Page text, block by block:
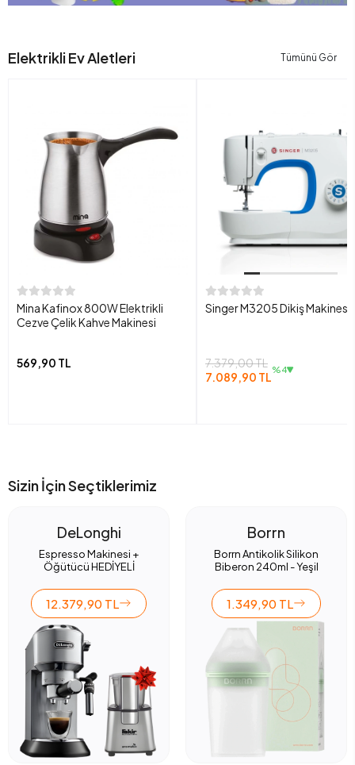
Elektrikli Ev Aletleri Tümünü Gör
Mina Kafinox 800W Elektrikli
Cezve Çelik Kahve Makinesi
569,90 TL
Singer M3205 Dikiş Makinesi
7.379,00 TL
7.089,90 TL %4
Sizin İçin Seçtiklerimiz
DeLonghi
Espresso Makinesi +
Öğütücü HEDİYELİ
12.379,90 TL
Borrn
Borrn Antikolik Silikon
Biberon 240ml - Yeşil
1.349,90 TL